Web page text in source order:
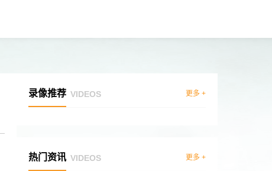
录像推荐 VIDEOS 更多 +
热门资讯 VIDEOS 更多 +